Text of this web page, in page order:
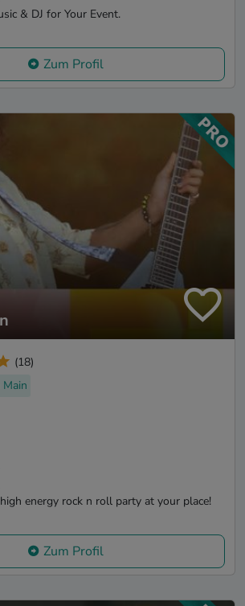
& DJ for Your Event.
Zum Profil
(18)
energy rock n roll party at your place!
Zum Profil